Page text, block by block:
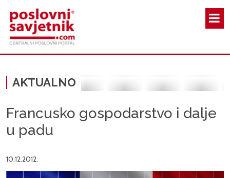
AKTUALNO
Francusko gospodarstvo i dalje
u padu
10.12.2012.